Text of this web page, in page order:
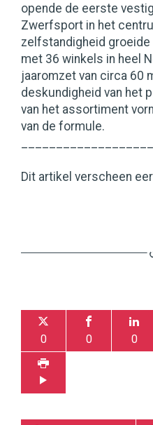
opende de eerste
Zwerfsport in het
zelfstandigheid
met 36 winkels in heel
jaaromzet van circa 60
deskundigheid van het
van het assortiment
van de formule.
Dit artikel verscheen
0 0 0